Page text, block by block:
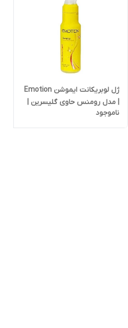
ژل لوبریکانت ایموشن Emotion
| مدل رومنس حاوی گلیسرین |
75 میلی لیتر | کد 2799
ناموجود